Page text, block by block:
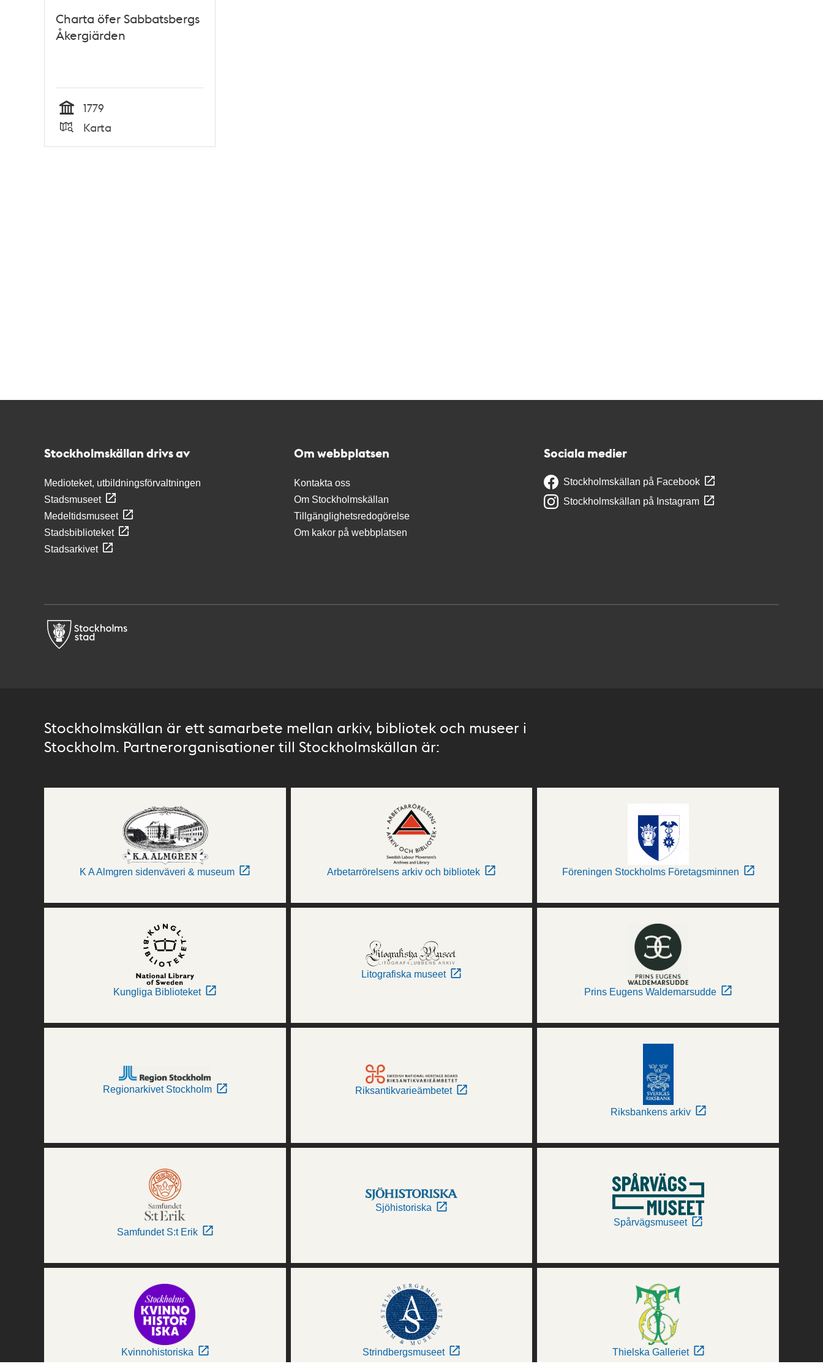
Charta öfer Sabbatsbergs
Åkergiärden
Tid
1779
Typ
Karta
Stockholmskällan drivs av
Medioteket, utbildningsförvaltningen
Stadsmuseet
Medeltidsmuseet
Stadsbiblioteket
Stadsarkivet
Om webbplatsen
Kontakta oss
Om Stockholmskällan
Tillgänglighetsredogörelse
Om kakor på webbplatsen
Sociala medier
Stockholmskällan på Facebook
Stockholmskällan på Instagram
Stockholmskällan är ett samarbete mellan arkiv, bibliotek och museer i
Stockholm. Partnerorganisationer till Stockholmskällan är:
K A Almgren sidenväveri & museum Arbetarrörelsens arkiv och bibliotek Föreningen Stockholms Företagsminnen
Kungliga Biblioteket
Litografiska museet
Prins Eugens Waldemarsudde
Regionarkivet Stockholm Riksantikvarieämbetet
Riksbankens arkiv
Samfundet S:t Erik
Sjöhistoriska
Spårvägsmuseet
Kvinnohistoriska Strindbergsmuseet Thielska Galleriet